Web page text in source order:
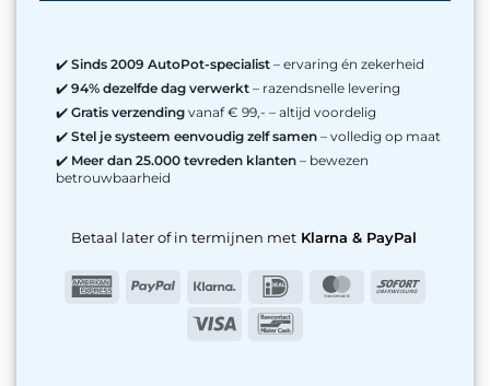
✔️Sinds 2009 AutoPot-specialist – ervaring én zekerheid
✔️94% dezelfde dag verwerkt – razendsnelle levering
✔️Gratis verzending vanaf € 99,- – altijd voordelig
✔️Stel je systeem eenvoudig zelf samen – volledig op maat
✔️ Meer dan 25.000 tevreden klanten – bewezen
betrouwbaarheid
Betaal later of in termijnen metKlarna & PayPal
AmericanPayPal Klarna IDeal MasterCard
Sofort
Visa